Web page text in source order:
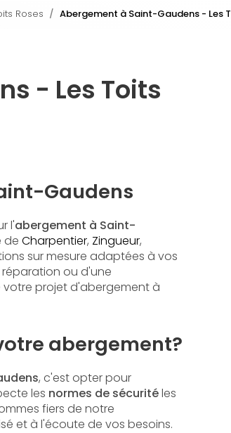
Roses Abergement à Saint-Gaudens - Les
- Les Toits
Gaudens
l'abergement à Saint-
de Charpentier, Zingueur,
sur mesure adaptées à vos
ou d'une
projet d'abergement à
abergement?
, c'est opter pour
les normes de sécuritéles
fiers de notre
et à l'écoute de vos besoins.